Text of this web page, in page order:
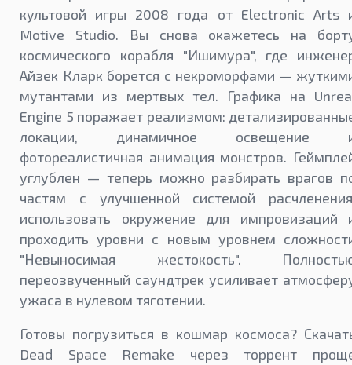
культовой игры 2008 года от Electronic Arts
Motive Studio. Вы снова окажетесь на
космического корабля "Ишимура", где
Айзек Кларк борется с некроморфами —
мутантами из мертвых тел. Графика на
Engine 5 поражает реализмом:
локации, динамичное освещение
фотореалистичная анимация монстров.
углублен — теперь можно разбирать врагов
частям с улучшенной системой
использовать окружение для импровизаций
проходить уровни с новым уровнем
"Невыносимая жестокость".
переозвученный саундтрек усиливает
ужаса в нулевом тяготении.
Готовы погрузиться в кошмар космоса?
Dead Space Remake через торрент